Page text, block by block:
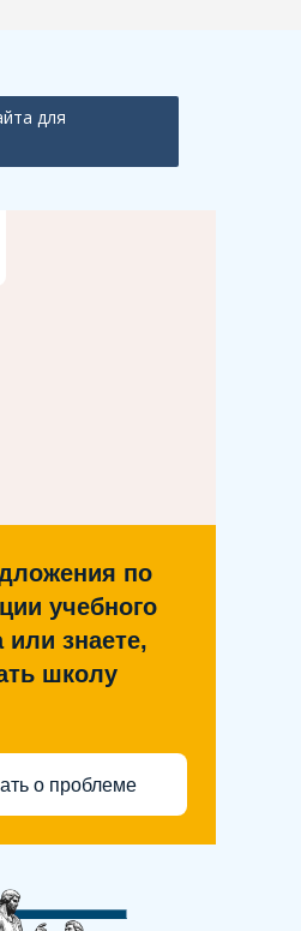
для
по
учебного
или знаете,
школу
о проблеме